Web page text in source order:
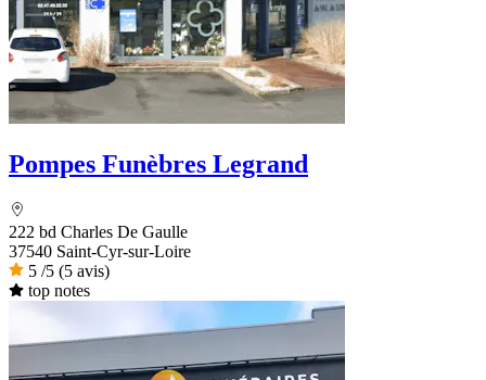
Pompes Funèbres Legrand
222 bd Charles De Gaulle
37540 Saint-Cyr-sur-Loire
5 /5 (5 avis)
top notes